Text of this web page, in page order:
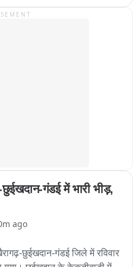
गंडई में भारी भीड़,
ago
छुईखदान-गंडई जिले में रविवार